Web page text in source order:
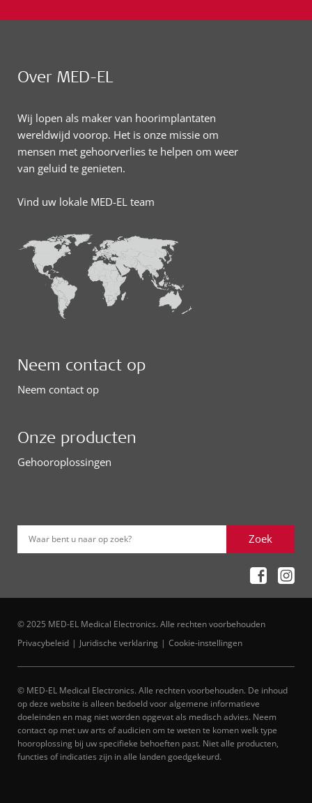
Over MED-EL
Wij lopen als maker van hoorimplantaten
wereldwijd voorop. Het is onze missie om
mensen met gehoorverlies te helpen om weer
van geluid te genieten.
Vind uw lokale MED-EL team
Neem contact op
Neem contact op
Onze producten
Gehooroplossingen
Waar bent u naar op zoek? Zoek
© 2025 MED-EL Medical Electronics. Alle rechten voorbehouden
Privacybeleid
Juridische verklaring Cookie-instellingen
© MED-EL Medical Electronics. Alle rechten voorbehouden. De inhoud
op deze website is alleen bedoeld voor algemene informatieve
doeleinden en mag niet worden opgevat als medisch advies. Neem
contact op met uw arts of audicien om te weten te komen welk type
hooroplossing bij uw specifieke behoeften past. Niet alle producten,
functies of indicaties zijn in alle landen goedgekeurd.